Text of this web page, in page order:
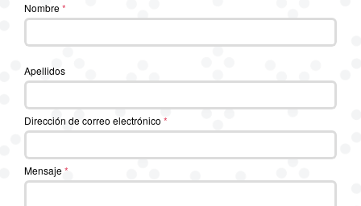
Nombre*
Apellidos
Dirección de correo electrónico *
Mensaje*